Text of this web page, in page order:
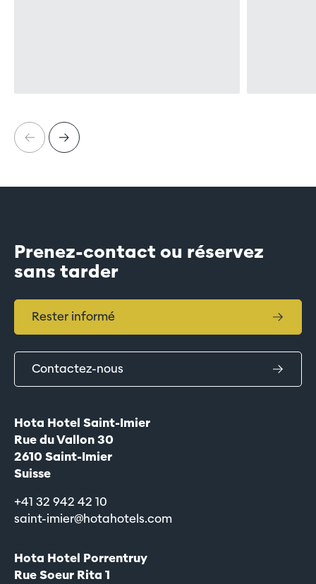
Prenez-contact ou réservez
sans tarder
Rester informé
Contactez-nous
Hota Hotel Saint-Imier
Rue du Vallon 30
2610 Saint-Imier
Suisse
+41 32 942 42 10
saint-imier@hotahotels.com
Hota Hotel Porrentruy
Rue Soeur Rita 1